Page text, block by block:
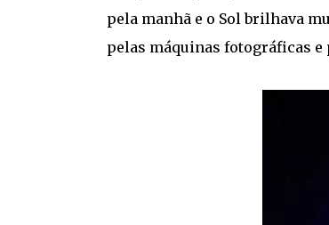
pela manhã e o Sol brilhava
pelas máquinas fotográficas